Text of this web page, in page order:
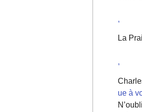
,
La
,
ue à